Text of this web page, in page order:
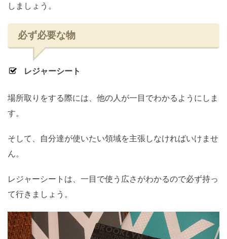
しましょう。
必ず必要な物
レジャーシート
場所取りをする際には、他の人が一目でわかるようにしま
す。
そして、自分達が使いたい領域を主張しなければいけませ
ん。
レジャーシートは、一目で使う広さがわかるので必ず持っ
て行きましょう。